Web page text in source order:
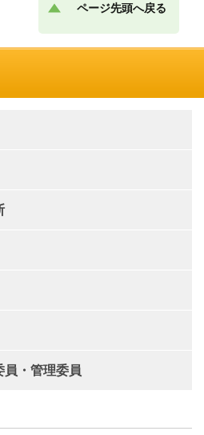
ページ先頭へ戻る
員・管理委員